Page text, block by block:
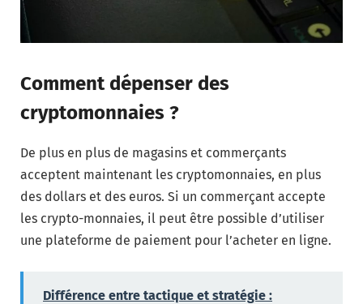
Comment dépenser des
cryptomonnaies ?
De plus en plus de magasins et commerçants
acceptent maintenant les cryptomonnaies, en plus
des dollars et des euros. Si un commerçant accepte
les crypto-monnaies, il peut être possible d’utiliser
une plateforme de paiement pour l’acheter en ligne.
Différence entre tactique et stratégie :